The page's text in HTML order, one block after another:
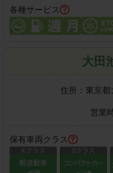
各種サービス
大田
住所： 東京
営業
保有車両クラス